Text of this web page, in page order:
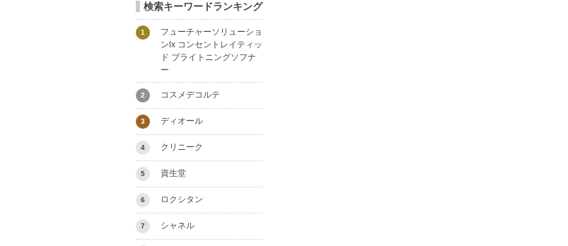
検索キーワードランキング
1
フューチャーソリューショ
ンlx コンセントレイティッ
ド ブライトニングソフナ
ー
2 コスメデコルテ
3 ディオール
4 クリニーク
5 資生堂
6 ロクシタン
7 シャネル